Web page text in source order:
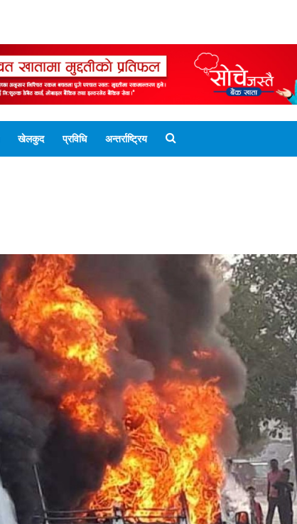
खेलकुद प्रविधि अन्तर्राष्ट्रिय